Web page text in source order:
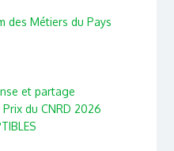
des Métiers du Pays
et partage
du CNRD 2026